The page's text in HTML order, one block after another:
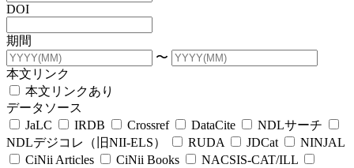
DOI
期間
〜
本文リンク
本文リンクあり
データソース
JaLC
IRDB Crossref DataCite
NDLサーチ
NDLデジコレ（旧NII-ELS）
RUDA JDCat
NINJAL
CiNii Articles
CiNii Books
NACSIS-CAT/ILL